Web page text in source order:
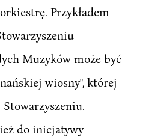
Przykładem
Muzyków może być
wiosny", której
do inicjatywy